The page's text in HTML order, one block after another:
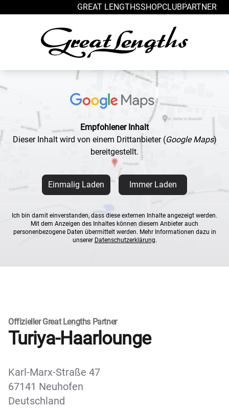
GREAT LENGTHSSHOPCLUBPARTNER
Empfohlener Inhalt
Dieser Inhalt wird von einem Drittanbieter (Google Maps)
bereitgestellt.
Einmalig Laden Immer Laden
Ich bin damit einverstanden, dass diese externen Inhalte angezeigt werden.
Mit dem Anzeigen des Inhaltes können diesem Anbieter auch
personenbezogene Daten übermittelt werden. Mehr Informationen dazu in
unserer Datenschutzerklärung.
Offizieller Great Lengths Partner
Turiya-Haarlounge
Karl-Marx-Straße 47
67141 Neuhofen
Deutschland